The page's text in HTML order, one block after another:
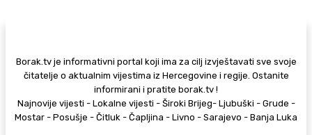
Borak.tv je informativni portal koji ima za cilj izvještavati sve svoje
čitatelje o aktualnim vijestima iz Hercegovine i regije. Ostanite
informirani i pratite borak.tv !
Najnovije vijesti - Lokalne vijesti - Široki Brijeg- Ljubuški - Grude -
Mostar - Posušje - Čitluk - Čapljina - Livno - Sarajevo - Banja Luka